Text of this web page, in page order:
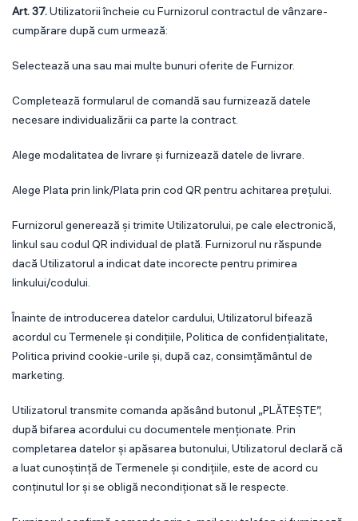
Art. 37.Utilizatorii încheie cu Furnizorul contractul de vânzare-
cumpărare după cum urmează:
Selectează una sau mai multe bunuri oferite de Furnizor.
Completează formularul de comandă sau furnizează datele
necesare individualizării ca parte la contract.
Alege modalitatea de livrare și furnizează datele de livrare.
Alege Plata prin link/Plata prin cod QR pentru achitarea prețului.
Furnizorul generează și trimite Utilizatorului, pe cale electronică,
linkul sau codul QR individual de plată. Furnizorul nu răspunde
dacă Utilizatorul a indicat date incorecte pentru primirea
linkului/codului.
Înainte de introducerea datelor cardului, Utilizatorul bifează
acordul cu Termenele și condițiile, Politica de confidențialitate,
Politica privind cookie-urile și, după caz, consimțământul de
marketing.
Utilizatorul transmite comanda apăsând butonul „PLĂTEȘTE”,
după bifarea acordului cu documentele menționate. Prin
completarea datelor și apăsarea butonului, Utilizatorul declară că
a luat cunoștință de Termenele și condițiile, este de acord cu
conținutul lor și se obligă necondiționat să le respecte.